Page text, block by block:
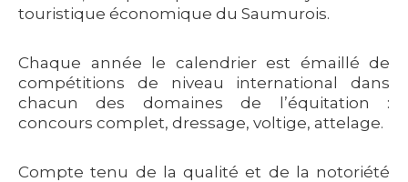
touristique économique du Saumurois.
Chaque année le calendrier est émaillé de
compétitions de niveau international dans
chacun des domaines de l’équitation :
concours complet, dressage, voltige, attelage.
Compte tenu de la qualité et de la notoriété